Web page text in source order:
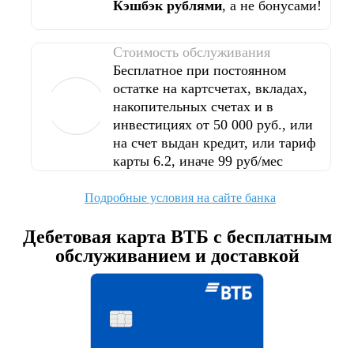
Кэшбэк рублями, а не бонусами!
Стоимость обслуживания
Бесплатное при постоянном
остатке на картсчетах, вкладах,
накопительных счетах и в
инвестициях от 50 000 руб., или
на счет выдан кредит, или тариф
карты 6.2, иначе 99 руб/мес
Подробные условия на сайте банка
Дебетовая карта ВТБ с бесплатным
обслуживанием и доставкой